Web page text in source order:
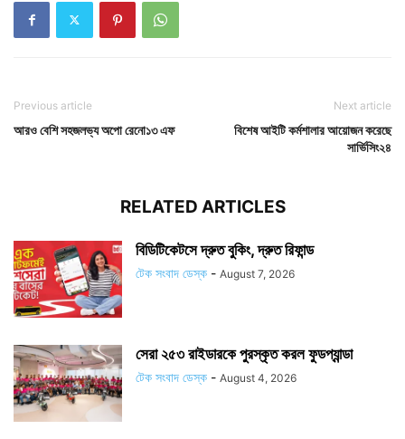
Previous article
আরও বেশি সহজলভ্য অপো রেনো১৩ এফ
Next article
বিশেষ আইটি কর্মশালার আয়োজন করেছে
সার্ভিসিং২৪
RELATED ARTICLES
বিডিটিকেটসে দ্রুত বুকিং, দ্রুত রিফান্ড
টেক সংবাদ ডেস্ক - August 7, 2026
সেরা ২৫৩ রাইডারকে পুরস্কৃত করল ফুডপ্যান্ডা
টেক সংবাদ ডেস্ক - August 4, 2026